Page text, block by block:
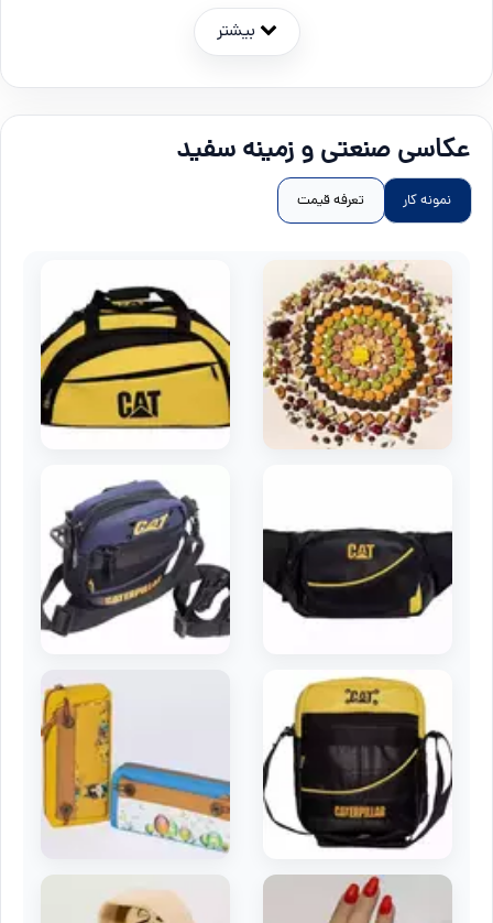
بیشتر
عکاسی صنعتی و زمینه سفید
نمونه کار تعرفه قیمت